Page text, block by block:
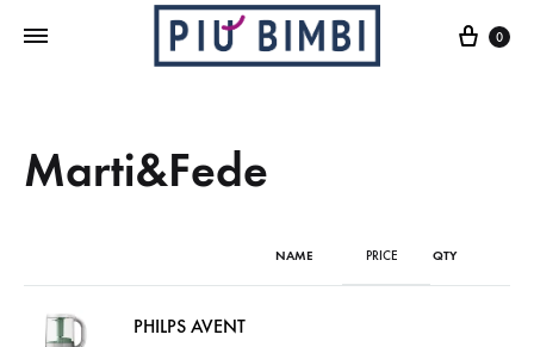
Cart
0
Marti&Fede
NAME PRICE QTY
PHILPS AVENT